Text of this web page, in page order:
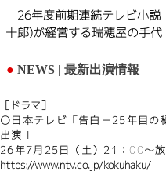
26年度前期連続テレビ小説
十郎)が経営する瑞穂屋の手代
● NEWS | 最新出演情報
［ドラマ］
〇日本テレビ「告白－25年目の
出演！
​26年7月25日（土）21：00～
https://www.ntv.co.jp/kokuhaku/